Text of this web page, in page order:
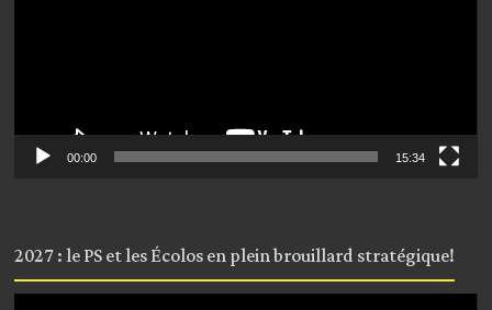
00:00 15:34
2027 : le PS et les Écolos en plein brouillard stratégique!